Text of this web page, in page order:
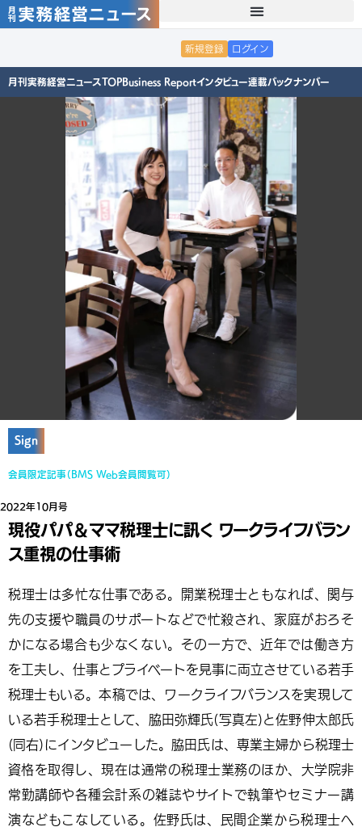
新規登録 ログイン
月刊実務経営ニュースTOPBusiness Reportインタビュー連載バックナンバー
Sign
会員限定記事（BMS Web会員閲覧可）
2022年10月号
現役パパ＆ママ税理士に訊く ワークライフバラン
ス重視の仕事術
税理士は多忙な仕事である。開業税理士ともなれば、関与
先の支援や職員のサポートなどで忙殺され、家庭がおろそ
かになる場合も少なくない。その一方で、近年では働き方
を工夫し、仕事とプライベートを見事に両立させている若手
税理士もいる。本稿では、ワークライフバランスを実現して
いる若手税理士として、脇田弥輝氏(写真左)と佐野伸太郎氏
(同右)にインタビューした。脇田氏は、専業主婦から税理士
資格を取得し、現在は通常の税理士業務のほか、大学院非
常勤講師や各種会計系の雑誌やサイトで執筆やセミナー講
演などもこなしている。佐野氏は、民間企業から税理士へ